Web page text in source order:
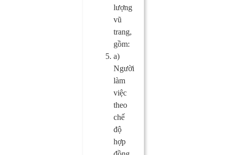
lượng
vũ
trang,
gồm:
a)
Người
làm
việc
theo
chế
độ
hợp